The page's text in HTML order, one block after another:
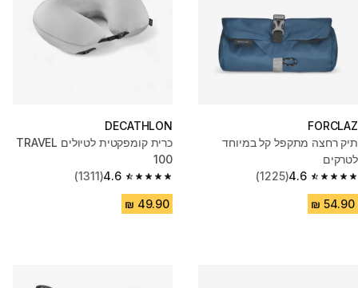
FORCLAZ
תיק רחצה מתקפל קל במיוחד
לטרקים
4.6
4.6 out of 5 stars from 1225 reviews
(1225)
DECATHLON
כרית קומפקטית לטיולים TRAVEL
100
4.6
4.6 out of 5 stars from 1311 reviews
(1311)